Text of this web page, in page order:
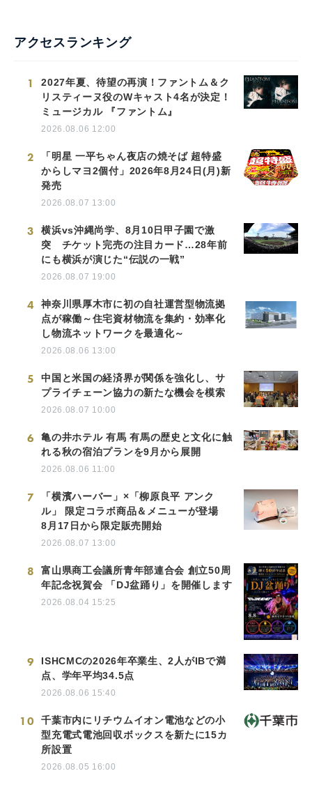
アクセスランキング
1
2027年夏、待望の再演！ファントム＆ク
リスティーヌ役のWキャスト4名が決定！
ミュージカル 『ファントム』
2026.08.06 12:00
2
「明星 一平ちゃん夜店の焼そば 超特盛
からしマヨ2個付」2026年8月24日(月)新
発売
2026.08.07 13:00
3
横浜vs沖縄尚学、8月10日甲子園で激
突 チケット完売の注目カード…28年前
にも横浜が演じた“伝説の一戦”
2026.08.07 19:00
4
神奈川県厚木市に初の自社運営型物流拠
点が稼働～住宅資材物流を集約・効率化
し物流ネットワークを最適化～
2026.08.06 13:00
5
中国と米国の経済界が関係を強化し、サ
プライチェーン協力の新たな機会を模索
2026.08.07 10:00
6
亀の井ホテル 有馬 有馬の歴史と文化に触
れる秋の宿泊プランを9月から展開
2026.08.06 11:00
7
「横濱ハーバー」×「柳原良平 アンク
ル」 限定コラボ商品＆メニューが登場
8月17日から限定販売開始
2026.08.07 13:00
8
富山県商工会議所青年部連合会 創立50周
年記念祝賀会 「DJ盆踊り」を開催します
2026.08.04 15:25
9
ISHCMCの2026年卒業生、2人がIBで満
点、学年平均34.5点
2026.08.06 15:40
10
千葉市内にリチウムイオン電池などの小
型充電式電池回収ボックスを新たに15カ
所設置
2026.08.05 16:00